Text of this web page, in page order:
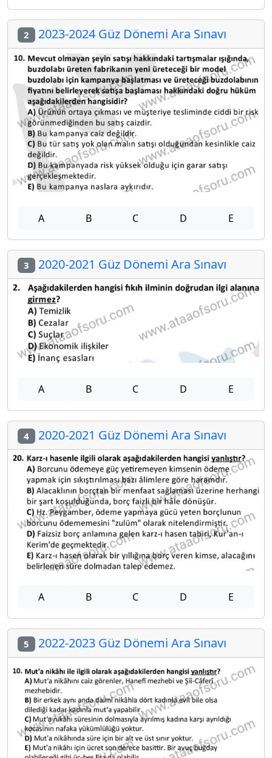
2 2023-2024 Güz Dönemi Ara Sınavı
A B C D E
3 2020-2021 Güz Dönemi Ara Sınavı
A B C D E
4 2020-2021 Güz Dönemi Ara Sınavı
A B C D E
5 2022-2023 Güz Dönemi Ara Sınavı